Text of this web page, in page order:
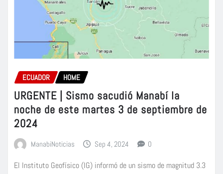
ECUADOR HOME
URGENTE | Sismo sacudió Manabí la
noche de este martes 3 de septiembre de
2024
ManabiNoticias Sep 4, 2024 0
El Instituto Geofísico (IG) informó de un sismo de magnitud 3.3